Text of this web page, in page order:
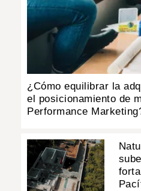
¿Cómo equilibrar la
el posicionamiento de
Performance